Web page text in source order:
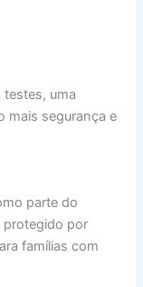
testes, uma
mais segurança e
parte do
protegido por
famílias com